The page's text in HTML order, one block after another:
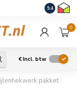
Levering
9.4
0
€Incl. btw
pakket